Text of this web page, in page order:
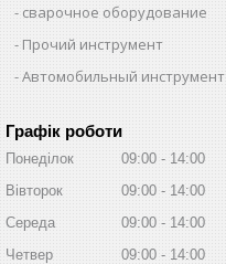
сварочное оборудование
Прочий инструмент
Автомобильный инструмент
Графік роботи
Понеділок 09:00
14:00
Вівторок
09:00
14:00
Середа
09:00
14:00
Четвер
09:00
14:00